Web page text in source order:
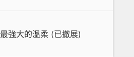
最強大的溫柔 (已撤展)